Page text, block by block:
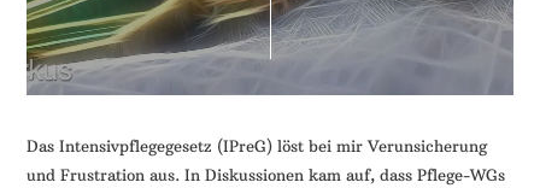
Das Intensivpflegegesetz (IPreG) löst bei mir Verunsicherung
und Frustration aus. In Diskussionen kam auf, dass Pflege-WGs